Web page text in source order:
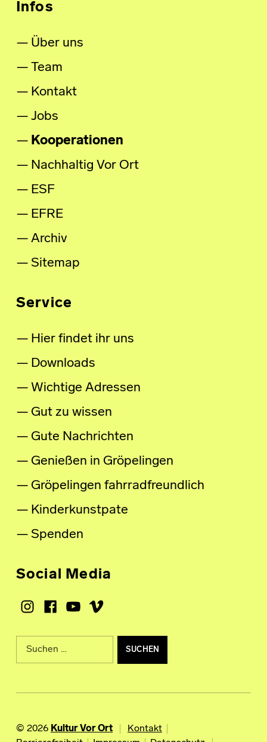
Infos
Über uns
Team
Kontakt
Jobs
Kooperationen
Nachhaltig Vor Ort
ESF
EFRE
Archiv
Sitemap
Service
Hier findet ihr uns
Downloads
Wichtige Adressen
Gut zu wissen
Gute Nachrichten
Genießen in Gröpelingen
Gröpelingen fahrradfreundlich
Kinderkunstpate
Spenden
Social Media
Instagram
Facebook
Youtube
Vimeo
Suche nach:
© 2026 Kultur Vor Ort
Kontakt